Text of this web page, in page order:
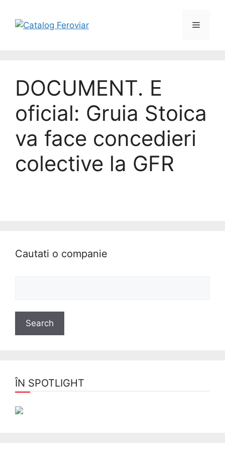
DOCUMENT. E
oficial: Gruia Stoica
va face concedieri
colective la GFR
Cautati o companie
ÎN SPOTLIGHT